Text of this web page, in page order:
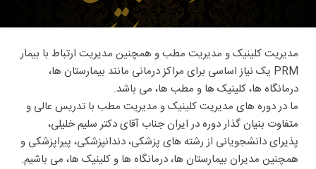
مدیریت کلینیک و مدیریت مطب و همچنین مدیریت ارتباط با بیمار
PRM یک نیاز اساسی برای مراکز درمانی مانند بیمارستان ها،
درمانگاه ها، کلینیک ها و مطب ها، می باشد.
ما در دوره های مدیریت کلینیک و مدیریت مطب با تدریس عالی و
متفاوت بنیان گذار دوره در ایران جناب آقای دکتر سلیم خلیلی،
پذیرای دانشجویانی از رشته های پزشکی، دندانپزشکی، پیراپزشکی و
همچنین مدیران بیمارستان ها، درمانگاه ها و کلینیک ها، می باشیم.